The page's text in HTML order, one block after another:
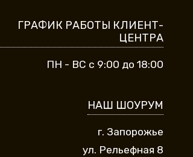
ГРАФИК РАБОТЫ КЛИЕНТ-
ЦЕНТРА
ПН - ВС с 9:00 до 18:00
НАШ ШОУРУМ
г. Запорожье
ул. Рельефная 8